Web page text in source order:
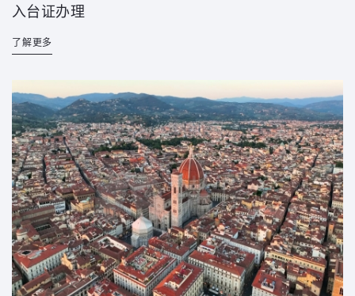
入台证办理
了解更多